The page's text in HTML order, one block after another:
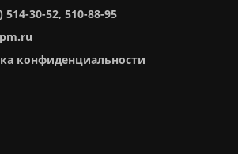
514-30-52, 510-88-95
конфиденциальности